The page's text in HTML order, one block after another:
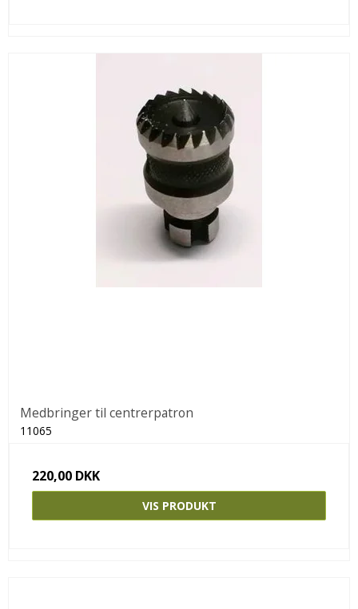
Medbringer til centrerpatron
11065
220,00 DKK
VIS PRODUKT